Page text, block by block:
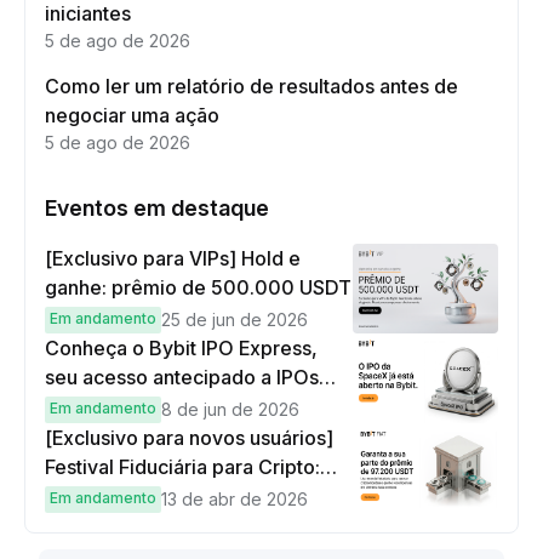
iniciantes
5 de ago de 2026
Como ler um relatório de resultados antes de
negociar uma ação
5 de ago de 2026
Eventos em destaque
[Exclusivo para VIPs] Hold e
ganhe: prêmio de 500.000 USDT
Em andamento 25 de jun de 2026
Conheça o Bybit IPO Express,
seu acesso antecipado a IPOs
globais
Em andamento 8 de jun de 2026
[Exclusivo para novos usuários]
Festival Fiduciária para Cripto:
complete tarefas simples e
Em andamento 13 de abr de 2026